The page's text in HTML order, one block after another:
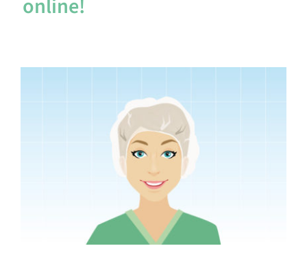
online!